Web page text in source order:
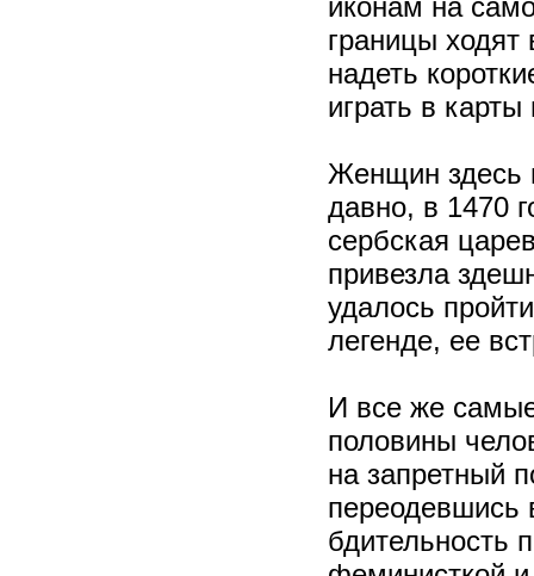
иконам на
границы
надеть
играть в
Женщин здесь
давно, в 1470
сербская
привезла
удалось
легенде, ее
И все же
половины
на запретный
переодевшись
бдительность